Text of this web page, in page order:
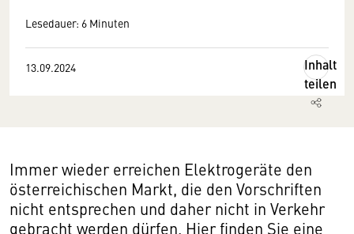
Lesedauer: 6 Minuten
13.09.2024
Inhalt
teilen
Immer wieder erreichen Elektrogeräte den
österreichischen Markt, die den Vorschriften
nicht entsprechen und daher nicht in Verkehr
gebracht werden dürfen. Hier finden Sie eine